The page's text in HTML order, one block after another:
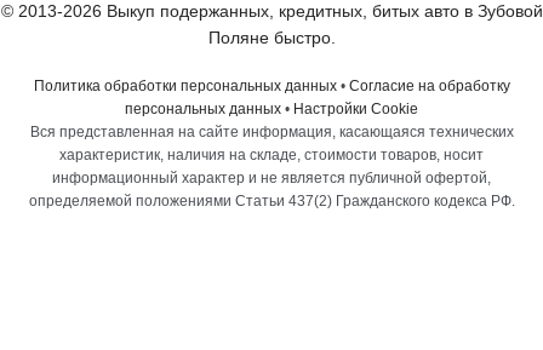
© 2013-2026 Выкуп подержанных, кредитных, битых авто в Зубовой
Поляне быстро.
Политика обработки персональных данных• Согласие на обработку
персональных данных • Настройки Cookie
Вся представленная на сайте информация, касающаяся технических
характеристик, наличия на складе, стоимости товаров, носит
информационный характер и не является публичной офертой,
определяемой положениями Статьи 437(2) Гражданского кодекса РФ.